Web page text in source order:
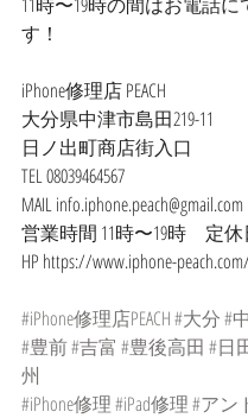
す！
iPhone修理店 PEACH
大分県中津市島田219-11
日ノ出町商店街入口
TEL 08039464567
MAIL info.iphone.peach@gmail.com
営業時間 11時〜19時　定
HP https://www.iphone-peach.com/
#iPhone修理店PEACH#大分#
#豊前#吉富 #豊後高田 #日
州
#iPhone修理#iPad修理#アン